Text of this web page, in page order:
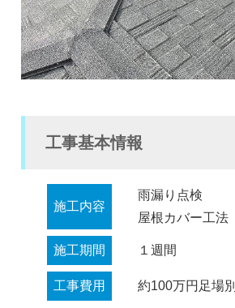
工事基本情報
施工内容
雨漏り点検
屋根カバー工法
施工期間 １週間
工事費用 約100万円足場別